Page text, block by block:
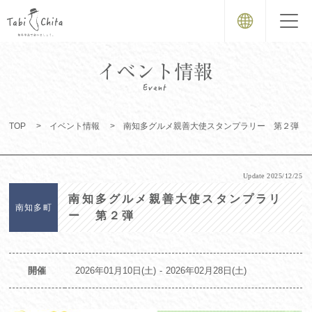
TOP イベント情報 南知多グルメ親善大使スタンプラリー 第２弾
南知多町
南知多グルメ親善大使スタンプラリ
ー 第２弾
Update2025/12/25
開催 2026年01月10日(土) 2026年02月28日(土)